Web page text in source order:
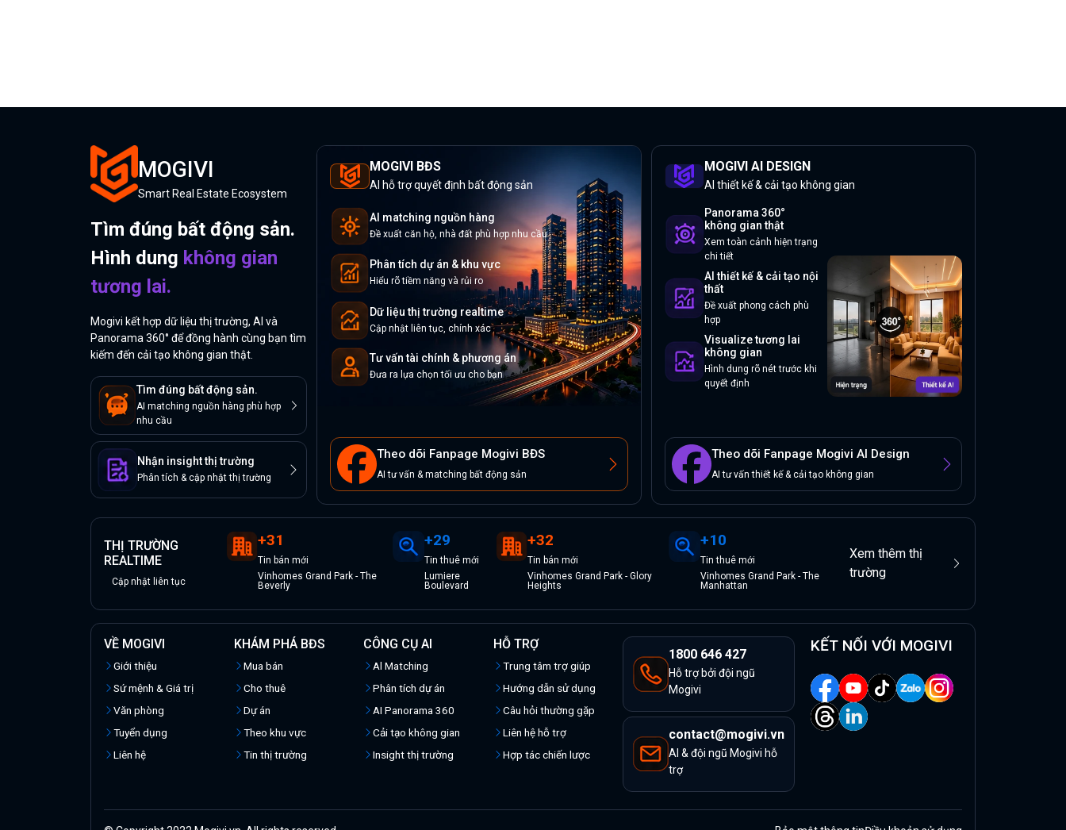
MOGIVI
Smart Real Estate Ecosystem
Tìm đúng bất động sản.
Hình dung không gian
tương lai.
Mogivi kết hợp dữ liệu thị trường, AI và
Panorama 360° để đồng hành cùng bạn tìm
kiếm đến cải tạo không gian thật.
Tìm đúng bất động sản.
AI matching nguồn hàng phù hợp
nhu cầu
Nhận insight thị trường
Phân tích & cập nhật thị trường
MOGIVI BĐS
AI hỗ trợ quyết định bất động sản
AI matching nguồn hàng
Đề xuất căn hộ, nhà đất phù hợp nhu cầu
Phân tích dự án & khu vực
Hiểu rõ tiềm năng và rủi ro
Dữ liệu thị trường realtime
Cập nhật liên tục, chính xác
Tư vấn tài chính & phương án
Đưa ra lựa chọn tối ưu cho bạn
Theo dõi Fanpage Mogivi BĐS
AI tư vấn & matching bất động sản
MOGIVI AI DESIGN
AI thiết kế & cải tạo không gian
Panorama 360°
không gian thật
Xem toàn cảnh hiện trạng
chi tiết
AI thiết kế & cải tạo nội
thất
Đề xuất phong cách phù
hợp
Visualize tương lai
không gian
Hình dung rõ nét trước khi
quyết định
Theo dõi Fanpage Mogivi AI Design
AI tư vấn thiết kế & cải tạo không gian
THỊ TRƯỜNG
REALTIME
Cập nhật liên tục
+31
Tin bán mới
Vinhomes Grand Park - The
Beverly
+29
Tinthuê mới
Lumiere
Boulevard
+32
Tin bán mới
Vinhomes Grand Park - Glory
Heights
+10
Tinthuê mới
Vinhomes Grand Park - The
Manhattan
Xem thêm thị
trường
VỀ MOGIVI
Giới thiệu
Sứ mệnh & Giá trị
Văn phòng
Tuyển dụng
Liên hệ
KHÁM PHÁ BĐS
Mua bán
Cho thuê
Dự án
Theo khu vực
Tin thị trường
CÔNG CỤ AI
Al Matching
Phân tích dự án
AI Panorama 360
Cải tạo không gian
Insight thị trường
HỖ TRỢ
Trung tâm trợ giúp
Hướng dẫn sử dụng
Câu hỏi thường gặp
Liên hệ hỗ trợ
Hợp tác chiến lược
1800 646 427
Hỗ trợ bởi đội ngũ
Mogivi
contact@mogivi.vn
AI & đội ngũ Mogivi hỗ
trợ
KẾT NỐI VỚI MOGIVI